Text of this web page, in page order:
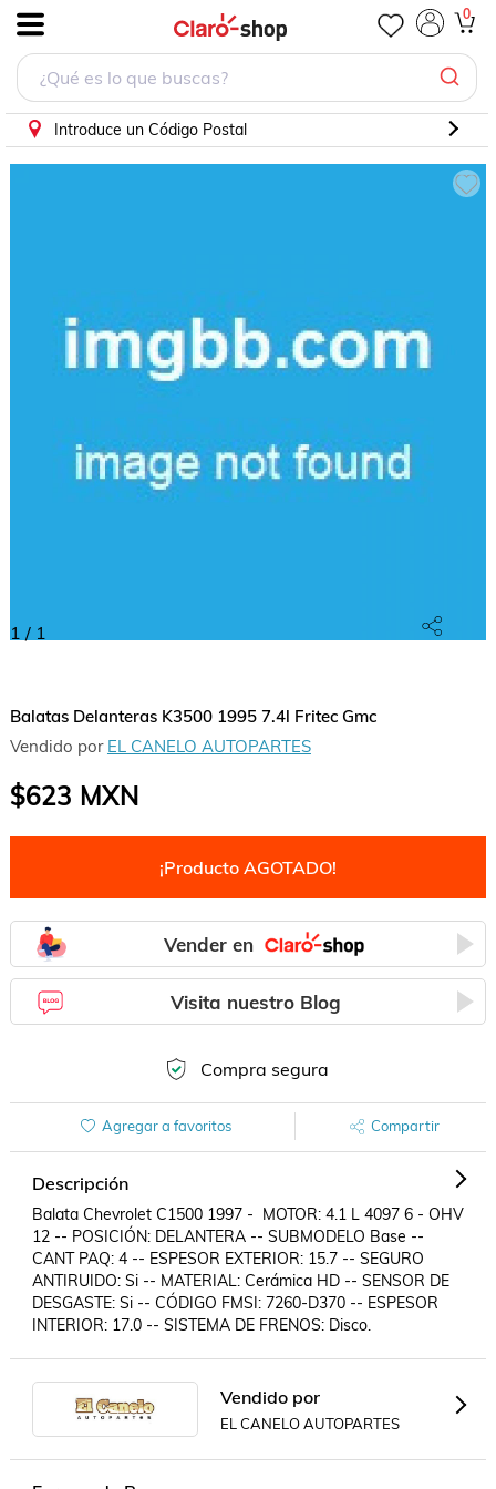
0
Introduce un Código Postal
1 / 1
Balatas Delanteras K3500 1995 7.4l Fritec Gmc
Vendido por EL CANELO AUTOPARTES
$623 MXN
¡Producto AGOTADO!
Vender en
Visita nuestro Blog
Compra segura
Agregar a favoritos Compartir
Descripción
Balata Chevrolet C1500 1997 -  MOTOR: 4.1 L 4097 6 - OHV
12 -- POSICIÓN: DELANTERA -- SUBMODELO Base --
CANT PAQ: 4 -- ESPESOR EXTERIOR: 15.7 -- SEGURO
ANTIRUIDO: Si -- MATERIAL: Cerámica HD -- SENSOR DE
DESGASTE: Si -- CÓDIGO FMSI: 7260-D370 -- ESPESOR
INTERIOR: 17.0 -- SISTEMA DE FRENOS: Disco.
Vendido por
EL CANELO AUTOPARTES
Balatas Delanteras K3500 1995 7.4l Fritec Gmc